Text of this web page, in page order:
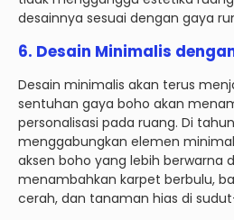
desainnya sesuai dengan gaya
6. Desain Minimalis
Desain minimalis akan terus
sentuhan gaya boho akan
personalisasi pada ruang. Di
menggabungkan elemen
aksen boho yang lebih berwarna
menambahkan karpet berbulu,
cerah, dan tanaman hias di